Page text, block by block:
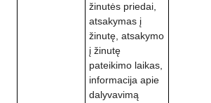
žinutės priedai,
atsakymas į
žinutę, atsakymo
į žinutę
pateikimo laikas,
informacija apie
dalyvavimą